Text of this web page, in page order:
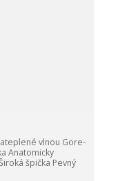
vlnou Gore-
Anatomicky
špička Pevný